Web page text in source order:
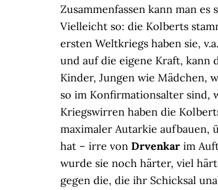
Zusammenfassen kann man
Vielleicht so: die Kolberts
ersten Weltkriegs haben sie,
und auf die eigene Kraft, kann
Kinder, Jungen wie Mädchen,
so im Konfirmationsalter sind,
Kriegswirren haben die
maximaler Autarkie aufbauen,
hat – irre von Drvenkar im
wurde sie noch härter, viel
gegen die, die ihr Schicksal